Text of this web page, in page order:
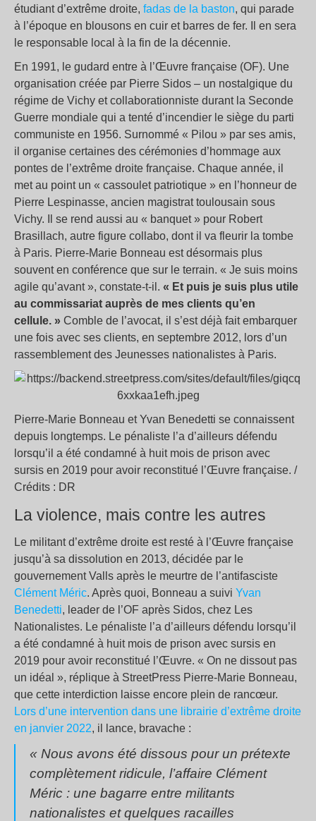
étudiant d’extrême droite, fadas de la baston, qui parade
à l’époque en blousons en cuir et barres de fer. Il en sera
le responsable local à la fin de la décennie.
En 1991, le gudard entre à l’Œuvre française (OF). Une
organisation créée par Pierre Sidos – un nostalgique du
régime de Vichy et collaborationniste durant la Seconde
Guerre mondiale qui a tenté d’incendier le siège du parti
communiste en 1956. Surnommé « Pilou » par ses amis,
il organise certaines des cérémonies d’hommage aux
pontes de l’extrême droite française. Chaque année, il
met au point un « cassoulet patriotique » en l’honneur de
Pierre Lespinasse, ancien magistrat toulousain sous
Vichy. Il se rend aussi au « banquet » pour Robert
Brasillach, autre figure collabo, dont il va fleurir la tombe
à Paris. Pierre-Marie Bonneau est désormais plus
souvent en conférence que sur le terrain. « Je suis moins
agile qu’avant », constate-t-il. « Et puis je suis plus utile
au commissariat auprès de mes clients qu’en
cellule. » Comble de l’avocat, il s’est déjà fait embarquer
une fois avec ses clients, en septembre 2012, lors d’un
rassemblement des Jeunesses nationalistes à Paris.
Pierre-Marie Bonneau et Yvan Benedetti se connaissent
depuis longtemps. Le pénaliste l’a d’ailleurs défendu
lorsqu’il a été condamné à huit mois de prison avec
sursis en 2019 pour avoir reconstitué l’Œuvre française. /
Crédits : DR
La violence, mais contre les autres
Le militant d’extrême droite est resté à l’Œuvre française
jusqu’à sa dissolution en 2013, décidée par le
gouvernement Valls après le meurtre de l’antifasciste
Clément Méric. Après quoi, Bonneau a suivi Yvan
Benedetti, leader de l’OF après Sidos, chez Les
Nationalistes. Le pénaliste l’a d’ailleurs défendu lorsqu’il
a été condamné à huit mois de prison avec sursis en
2019 pour avoir reconstitué l’Œuvre. « On ne dissout pas
un idéal », réplique à StreetPress Pierre-Marie Bonneau,
que cette interdiction laisse encore plein de rancœur.
Lors d’une intervention dans une librairie d’extrême droite
en janvier 2022, il lance, bravache :
« Nous avons été dissous pour un prétexte
complètement ridicule, l’affaire Clément
Méric : une bagarre entre militants
nationalistes et quelques racailles